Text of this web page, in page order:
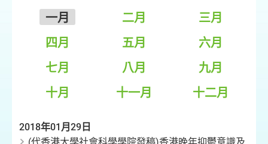
一月 二月
三月
四月
五月
六月
七月
八月
九月
十月
十一月 十二月
2018年01月29日